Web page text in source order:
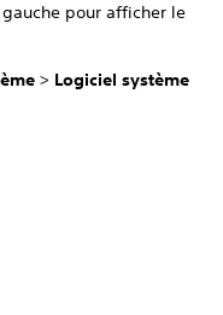
pour afficher le
> Logiciel système